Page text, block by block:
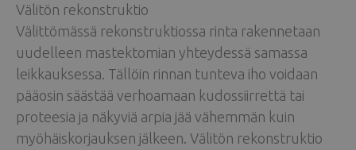
Välitön rekonstruktio
Välittömässä rekonstruktiossa rinta rakennetaan
uudelleen mastektomian yhteydessä samassa
leikkauksessa. Tällöin rinnan tunteva iho voidaan
pääosin säästää verhoamaan kudossiirrettä tai
proteesia ja näkyviä arpia jää vähemmän kuin
myöhäiskorjauksen jälkeen. Välitön rekonstruktio